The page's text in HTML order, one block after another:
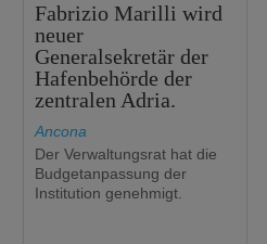
Fabrizio Marilli wird
neuer
Generalsekretär der
Hafenbehörde der
zentralen Adria.
Ancona
Der Verwaltungsrat hat die
Budgetanpassung der
Institution genehmigt.